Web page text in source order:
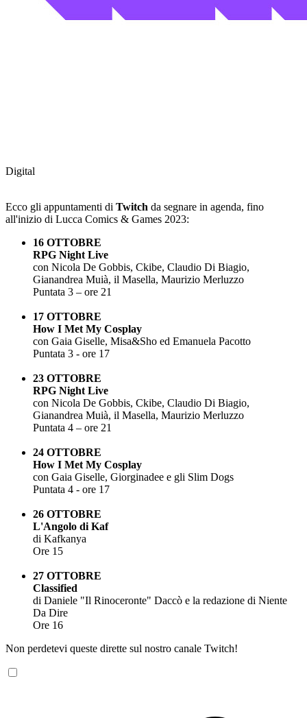
Digital
Ecco gli appuntamenti di Twitch da segnare in agenda, fino
all'inizio di Lucca Comics & Games 2023:
16 OTTOBRE
RPG Night Live
con Nicola De Gobbis, Ckibe, Claudio Di Biagio,
Gianandrea Muià, il Masella, Maurizio Merluzzo
Puntata 3 – ore 21
17 OTTOBRE
How I Met My Cosplay
con Gaia Giselle, Misa&Sho ed Emanuela Pacotto
Puntata 3 - ore 17
23 OTTOBRE
RPG Night Live
con Nicola De Gobbis, Ckibe, Claudio Di Biagio,
Gianandrea Muià, il Masella, Maurizio Merluzzo
Puntata 4 – ore 21
24 OTTOBRE
How I Met My Cosplay
con Gaia Giselle, Giorginadee e gli Slim Dogs
Puntata 4 - ore 17
26 OTTOBRE
L'Angolo di Kaf
di Kafkanya
Ore 15
27 OTTOBRE
Classified
di Daniele "Il Rinoceronte" Daccò e la redazione di Niente
Da Dire
Ore 16
Non perdetevi queste dirette sul nostro canale Twitch!